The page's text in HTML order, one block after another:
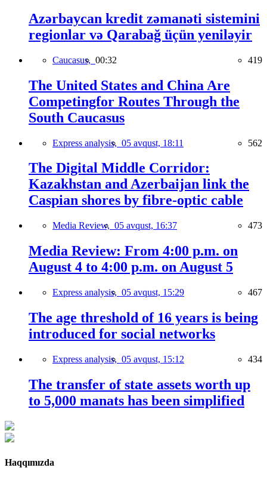
Azərbaycan kredit zəmanəti sistemini
regionlar və Qarabağ üçün yeniləyir
Caucasus, 00:32 419
The United States and China Are
Competingfor Routes Through the
South Caucasus
Express analysis, 05 avqust, 18:11 562
The Digital Middle Corridor:
Kazakhstan and Azerbaijan link the
Caspian shores by fibre-optic cable
Media Review, 05 avqust, 16:37 473
Media Review: From 4:00 p.m. on
August 4 to 4:00 p.m. on August 5
Express analysis, 05 avqust, 15:29 467
The age threshold of 16 years is being
introduced for social networks
Express analysis, 05 avqust, 15:12 434
The transfer of state assets worth up
to 5,000 manats has been simplified
Haqqımızda